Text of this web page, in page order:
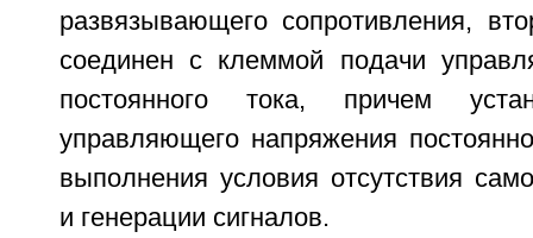
развязывающего сопротивления,
соединен с клеммой подачи
постоянного тока, причем
управляющего напряжения
выполнения условия отсутствия
и генерации сигналов.